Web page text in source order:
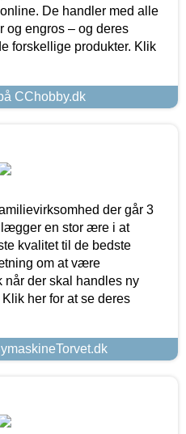
De handler med alle
og engros – og deres
forskellige produkter. Klik
CChobby.dk
der går 3
en stor ære i at
kvalitet til de bedste
om at være
når der skal handles ny
her for at se deres